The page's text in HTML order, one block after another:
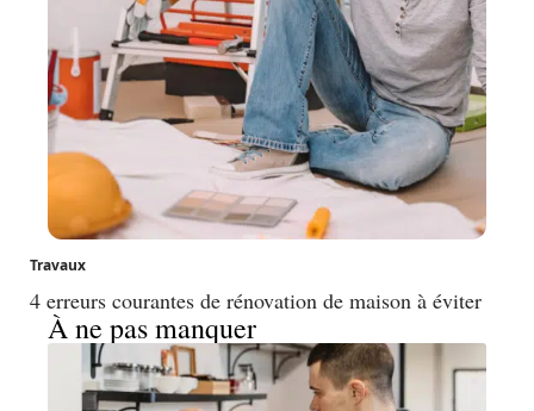
Travaux
4 erreurs courantes de rénovation de maison à éviter
À ne pas manquer